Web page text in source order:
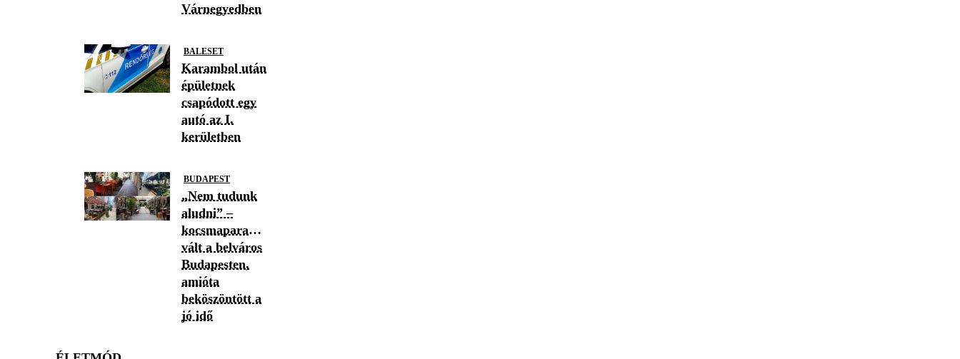
Várnegyedben
BALESET
Karambol után
épületnek
csapódott egy
autó az I.
kerületben
BUDAPEST
„Nem tudunk
aludni” –
kocsmaparadicsommá
vált a belváros
Budapesten,
amióta
beköszöntött a
jó idő